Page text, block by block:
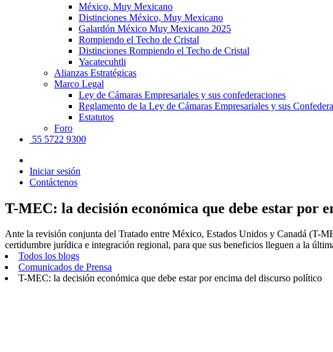
México, Muy Mexicano
Distinciones México, Muy Mexicano
Galardón México Muy Mexicano 2025
Rompiendo el Techo de Cristal
Distinciones Rompiendo el Techo de Cristal
Yacatecuhtli
Alianzas Estratégicas
Marco Legal
Ley de Cámaras Empresariales y sus confederaciones
Reglamento de la Ley de Cámaras Empresariales y sus
Estatutos
Foro
55 5722 9300
Iniciar sesión
Contáctenos
T-MEC: la decisión económica que debe estar por
Ante la revisión conjunta del Tratado entre México, Estados Unidos y Canadá
certidumbre jurídica e integración regional, para que sus beneficios lleguen a la
Todos los blogs
Comunicados de Prensa
T-MEC: la decisión económica que debe estar por encima del discurso político